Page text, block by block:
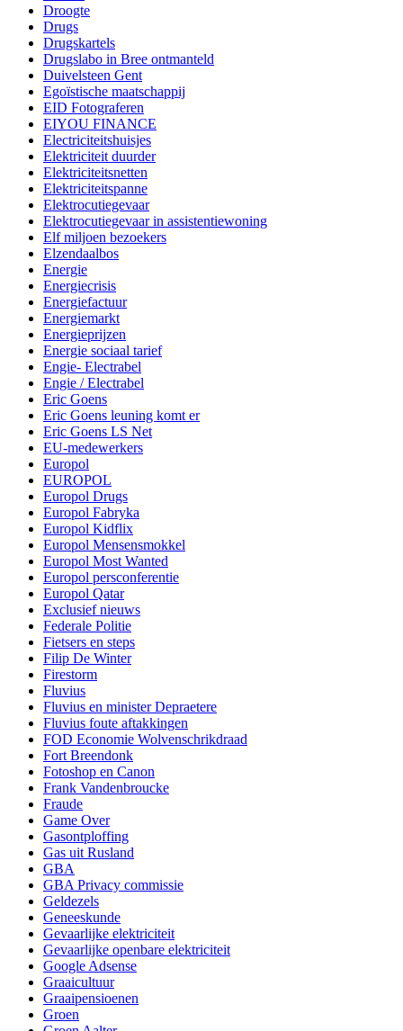
Droogte
Drugs
Drugskartels
Drugslabo in Bree ontmanteld
Duivelsteen Gent
Egoïstische maatschappij
EID Fotograferen
EIYOU FINANCE
Electriciteitshuisjes
Elektriciteit duurder
Elektriciteitsnetten
Elektriciteitspanne
Elektrocutiegevaar
Elektrocutiegevaar in assistentiewoning
Elf miljoen bezoekers
Elzendaalbos
Energie
Energiecrisis
Energiefactuur
Energiemarkt
Energieprijzen
Energie sociaal tarief
Engie- Electrabel
Engie / Electrabel
Eric Goens
Eric Goens leuning komt er
Eric Goens LS Net
EU-medewerkers
Europol
EUROPOL
Europol Drugs
Europol Fabryka
Europol Kidflix
Europol Mensensmokkel
Europol Most Wanted
Europol persconferentie
Europol Qatar
Exclusief nieuws
Federale Politie
Fietsers en steps
Filip De Winter
Firestorm
Fluvius
Fluvius en minister Depraetere
Fluvius foute aftakkingen
FOD Economie Wolvenschrikdraad
Fort Breendonk
Fotoshop en Canon
Frank Vandenbroucke
Fraude
Game Over
Gasontploffing
Gas uit Rusland
GBA
GBA Privacy commissie
Geldezels
Geneeskunde
Gevaarlijke elektriciteit
Gevaarlijke openbare elektriciteit
Google Adsense
Graaicultuur
Graaipensioenen
Groen